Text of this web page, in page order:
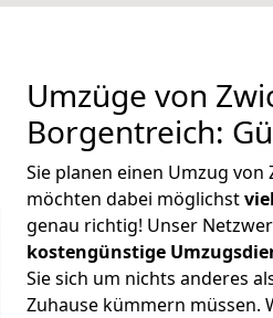
Umzüge von
Borgentreich:
Sie planen einen Umzug
möchten dabei möglichst
genau richtig! Unser
kostengünstige
Sie sich um nichts anderes
Zuhause kümmern